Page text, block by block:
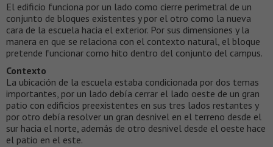
El edificio funciona por un lado como cierre perimetral de un
conjunto de bloques existentes y por el otro como la nueva
cara de la escuela hacia el exterior. Por sus dimensiones y la
manera en que se relaciona con el contexto natural, el bloque
pretende funcionar como hito dentro del conjunto del campus.
Contexto
La ubicación de la escuela estaba condicionada por dos temas
importantes, por un lado debía cerrar el lado oeste de un gran
patio con edificios preexistentes en sus tres lados restantes y
por otro debía resolver un gran desnivel en el terreno desde el
sur hacia el norte, además de otro desnivel desde el oeste hace
el patio en el este.